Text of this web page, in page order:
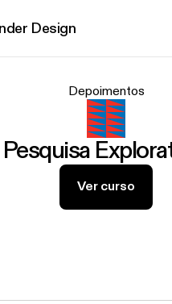
Design
Depoimentos do
Depoimentos
Pesquisa
Ver curso